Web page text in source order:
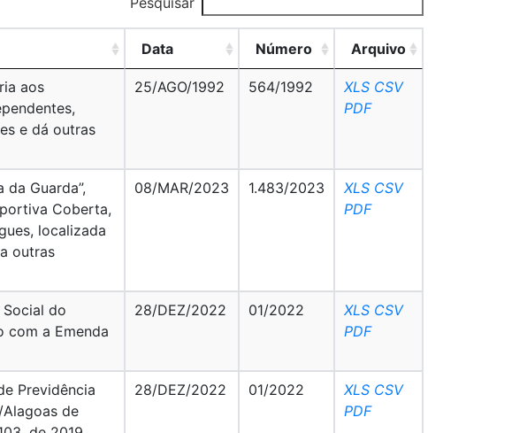
Data Número Arquivo
aos
e dá outras
25/AGO/1992 564/1992 XLS CSV
PDF
Guarda”,
Coberta,
localizada
outras
08/MAR/2023 1.483/2023 XLS CSV
PDF
do
com a Emenda
28/DEZ/2022 01/2022 XLS CSV
PDF
Previdência
de
28/DEZ/2022 01/2022 XLS CSV
PDF